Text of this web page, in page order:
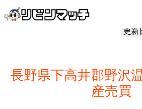
更新
長野県下高井郡野沢
産売買